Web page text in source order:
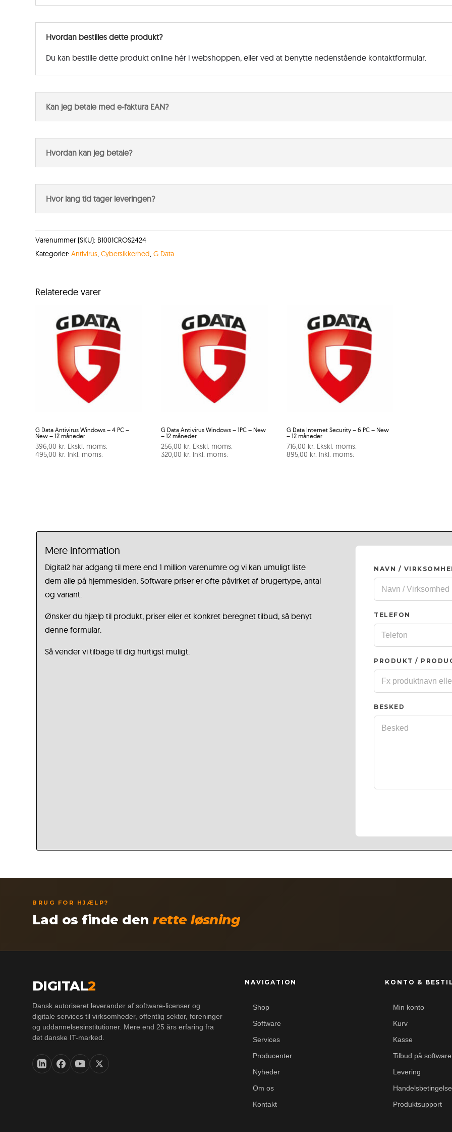
Hvordan bestilles dette produkt?
Du kan bestille dette produkt online hér i webshoppen, eller ved at benytte nedenstående kontaktformular.
Kan jeg betale med e-faktura EAN?
Hvordan kan jeg betale?
Hvor lang tid tager leveringen?
Varenummer (SKU): B1001CROS2424
Kategorier: Antivirus, Cybersikkerhed, G Data
Relaterede varer
G Data Antivirus Windows – 4 PC –
New – 12 måneder
396,00 kr. Ekskl. moms:
495,00 kr. Inkl. moms:
G Data Antivirus Windows – 1PC – New
– 12 måneder
256,00 kr. Ekskl. moms:
320,00 kr. Inkl. moms:
G Data Internet Security – 6 PC – New
– 12 måneder
716,00 kr. Ekskl. moms:
895,00 kr. Inkl. moms:
Mere information
Digital2 har adgang til mere end 1 million varenumre og vi kan umuligt liste
dem alle på hjemmesiden. Software priser er ofte påvirket af brugertype, antal
og variant.
Ønsker du hjælp til produkt, priser eller et konkret beregnet tilbud, så benyt
denne formular.
Så vender vi tilbage til dig hurtigst muligt.
NAVN /
TELEFON
PRODUKT /
BESKED
BRUG FOR HJÆLP?
Lad os finde denrette løsning
DIGITAL2
Dansk autoriseret leverandør af software-licenser og
digitale services til virksomheder, offentlig sektor, foreninger
og uddannelsesinstitutioner. Mere end 25 års erfaring fra
det danske IT-marked.
NAVIGATION
Shop
Software
Services
Producenter
Nyheder
Om os
Kontakt
KONTO &
Min konto
Kurv
Kasse
Tilbud på software
Levering
Produktsupport